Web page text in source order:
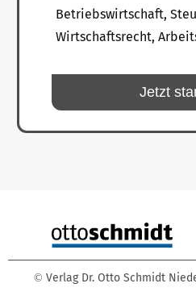
Betriebswirtschaft,
Wirtschaftsrecht,
Jetzt
© Verlag Dr. Otto Schmidt